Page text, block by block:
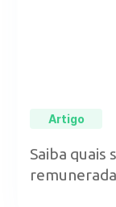
Artigo
Saiba quais